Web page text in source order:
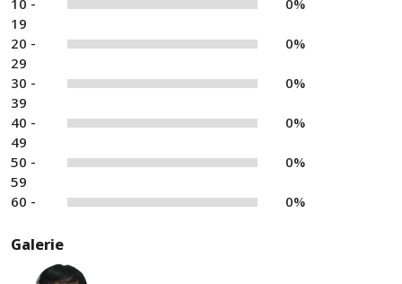
10 -
19
0%
20 -
29
0%
30 -
39
0%
40 -
49
0%
50 -
59
0%
60 - 0%
Galerie